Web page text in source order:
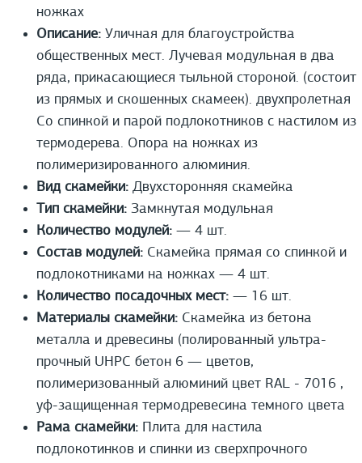
ножках
Описание: Уличная для благоустройства
общественных мест. Лучевая модульная в два
ряда, прикасающиеся тыльной стороной. (состоит
из прямых и скошенных скамеек). двухпролетная
Со спинкой и парой подлокотников с настилом из
термодерева. Опора на ножках из
полимеризированного алюминия.
Вид скамейки: Двухсторонняя скамейка
Тип скамейки: Замкнутая модульная
Количество модулей: — 4 шт.
Состав модулей: Скамейка прямая со спинкой и
подлокотниками на ножках — 4 шт.
Количество посадочных мест: — 16 шт.
Материалы скамейки: Скамейка из бетона
металла и древесины (полированный ультра-
прочный UHPС бетон 6 — цветов,
полимеризованный алюминий цвет RAL - 7016 ,
уф-защищенная термодревесина темного цвета
Рама скамейки: Плита для настила
подлокотинков и спинки из сверхпрочного